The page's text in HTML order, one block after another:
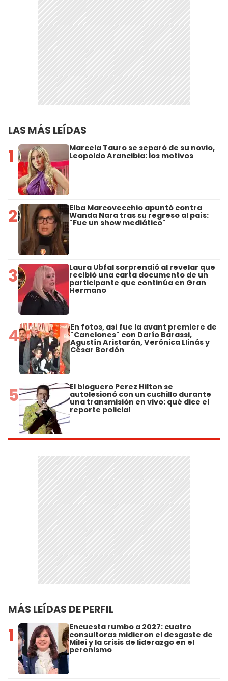
LAS MÁS LEÍDAS
1 Marcela Tauro se separó de su novio,
Leopoldo Arancibia: los motivos
2 Elba Marcovecchio apuntó contra
Wanda Nara tras su regreso al país:
"Fue un show mediático"
3 Laura Ubfal sorprendió al revelar que
recibió una carta documento de un
participante que continúa en Gran
Hermano
4 En fotos, así fue la avant premiere de
"Canelones" con Darío Barassi,
Agustín Aristarán, Verónica Llinás y
César Bordón
5 El bloguero Perez Hilton se
autolesionó con un cuchillo durante
una transmisión en vivo: qué dice el
reporte policial
MÁS LEÍDAS DE PERFIL
1 Encuesta rumbo a 2027: cuatro
consultoras midieron el desgaste de
Milei y la crisis de liderazgo en el
peronismo